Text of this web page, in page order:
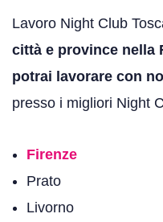
Lavoro Night Club
città e province nella
potrai lavorare con
presso i migliori Night
Firenze
Prato
Livorno